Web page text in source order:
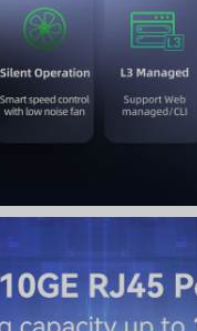
レベルの運用を容易
精密なネットワークセ
整することで、24時
動作と長寿命を保証し
化 ＆ きめ細やかな
インディング、ACLフ